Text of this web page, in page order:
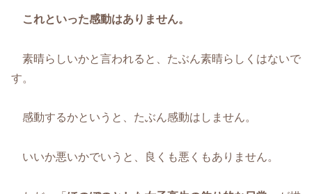
これといった感動はありません。
素晴らしいかと言われると、たぶん素晴らしくはないで
す。
感動するかというと、たぶん感動はしません。
いいか悪いかでいうと、良くも悪くもありません。